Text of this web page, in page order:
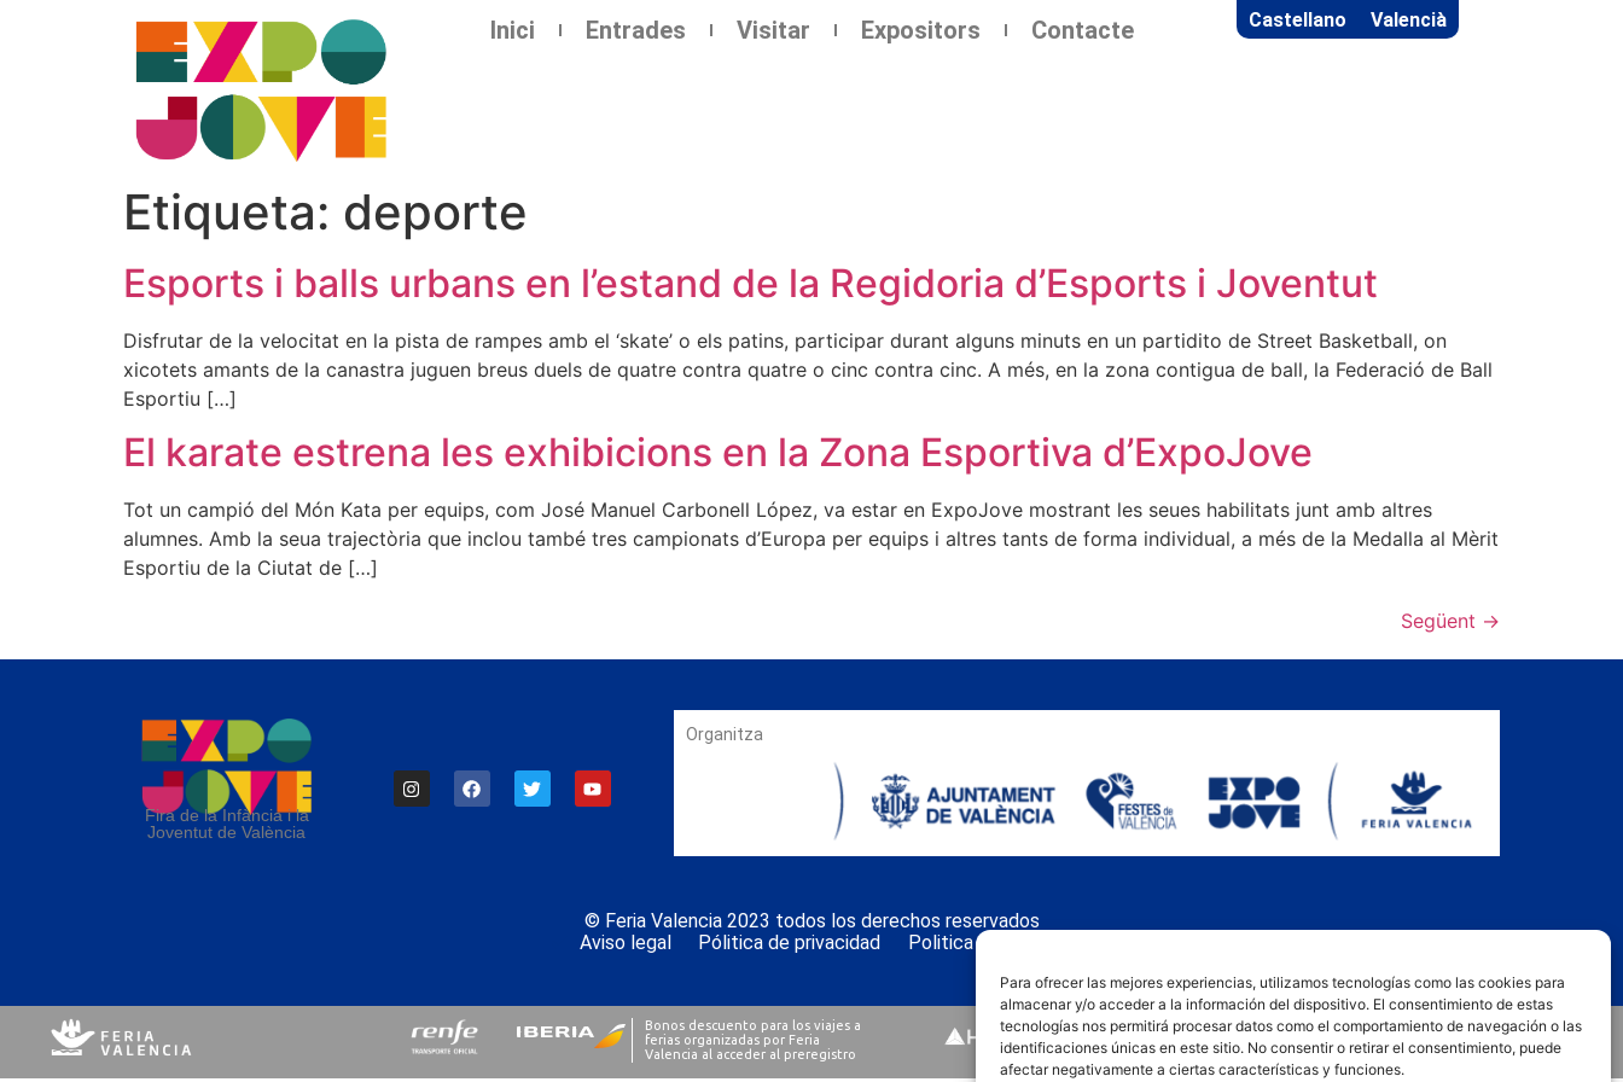
Para ofrecer las mejores experiencias, utilizamos tecnologías como las cookies para
almacenar y/o acceder a la información del dispositivo. El consentimiento de estas
tecnologías nos permitirá procesar datos como el comportamiento de navegación o las
identificaciones únicas en este sitio. No consentir o retirar el consentimiento, puede
afectar negativamente a ciertas características y funciones.
Inici Entrades Visitar Expositors Contacte Castellano Valencià
Etiqueta: deporte
Esports i balls urbans en l’estand de la Regidoria d’Esports i Joventut
Disfrutar de la velocitat en la pista de rampes amb el ‘skate’ o els patins, participar durant alguns minuts en un partidito de Street Basketball, on
xicotets amants de la canastra juguen breus duels de quatre contra quatre o cinc contra cinc. A més, en la zona contigua de ball, la Federació de Ball
Esportiu […]
El karate estrena les exhibicions en la Zona Esportiva d’ExpoJove
Tot un campió del Món Kata per equips, com José Manuel Carbonell López, va estar en ExpoJove mostrant les seues habilitats junt amb altres
alumnes. Amb la seua trajectòria que inclou també tres campionats d’Europa per equips i altres tants de forma individual, a més de la Medalla al Mèrit
Esportiu de la Ciutat de […]
Següent →
Fira de la Infància i la
Joventut de València
Organitza
© Feria Valencia 2023 todos los derechos reservados
Aviso legal
Pólitica de privacidad Politica de cookies